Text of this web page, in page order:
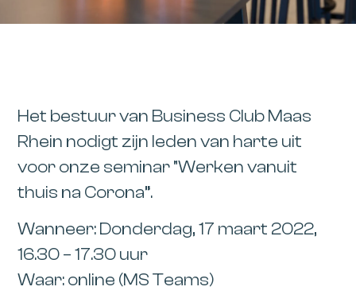
Het bestuur van Business Club Maas
Rhein nodigt zijn leden van harte uit
voor onze seminar “Werken vanuit
thuis na Corona”.
Wanneer: Donderdag,17 maart 2022,
16.30 – 17.30 uur
Waar: online (MS Teams)